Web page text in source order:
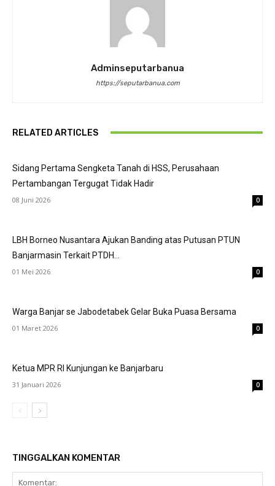
Adminseputarbanua
https://seputarbanua.com
RELATED ARTICLES
Sidang Pertama Sengketa Tanah di HSS, Perusahaan
Pertambangan Tergugat Tidak Hadir
08 Juni 2026 0
LBH Borneo Nusantara Ajukan Banding atas Putusan PTUN
Banjarmasin Terkait PTDH...
01 Mei 2026 0
Warga Banjar se Jabodetabek Gelar Buka Puasa Bersama
01 Maret 2026 0
Ketua MPR RI Kunjungan ke Banjarbaru
31 Januari 2026 0
TINGGALKAN KOMENTAR